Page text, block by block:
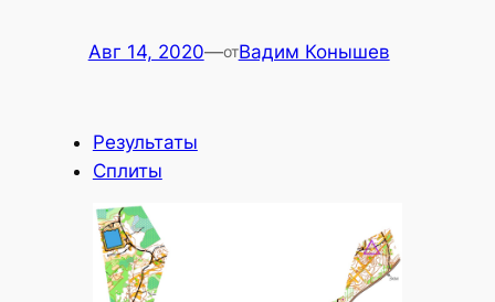
Авг 14, 2020—отВадим Конышев
Результаты
Сплиты